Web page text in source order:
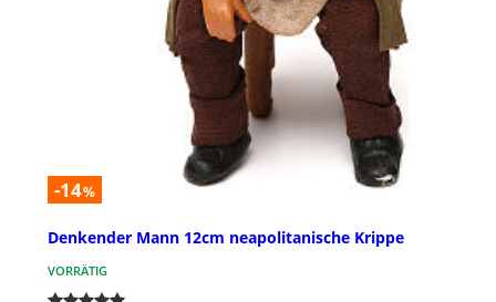
-14%
Denkender Mann 12cm neapolitanische Krippe
VORRÄTIG